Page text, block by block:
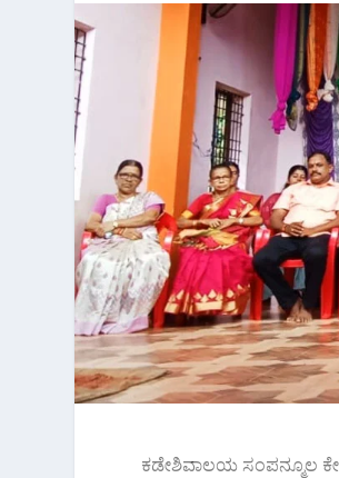
ಕಡೇಶಿವಾಲಯ ಸಂಪನ್ಮೂಲ